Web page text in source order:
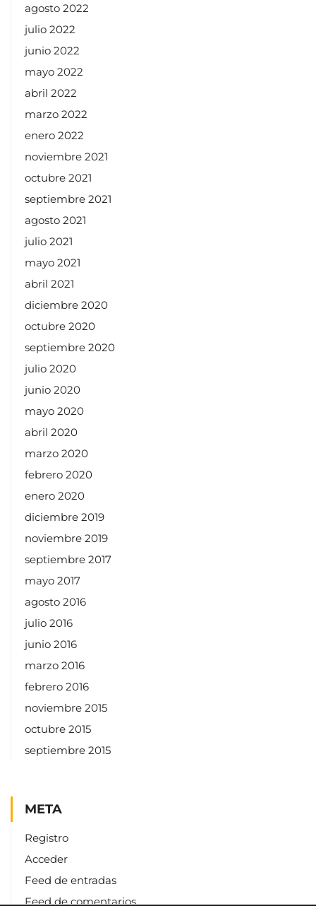
agosto 2022
julio 2022
junio 2022
mayo 2022
abril 2022
marzo 2022
enero 2022
noviembre 2021
octubre 2021
septiembre 2021
agosto 2021
julio 2021
mayo 2021
abril 2021
diciembre 2020
octubre 2020
septiembre 2020
julio 2020
junio 2020
mayo 2020
abril 2020
marzo 2020
febrero 2020
enero 2020
diciembre 2019
noviembre 2019
septiembre 2017
mayo 2017
agosto 2016
julio 2016
junio 2016
marzo 2016
febrero 2016
noviembre 2015
octubre 2015
septiembre 2015
META
Registro
Acceder
Feed de entradas
Feed de comentarios